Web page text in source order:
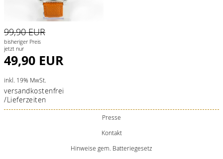
99,90 EUR
bisheriger Preis
jetzt nur
49,90 EUR
inkl. 19% MwSt.
versandkostenfrei
/Lieferzeiten
Presse
Kontakt
Hinweise gem. Batteriegesetz